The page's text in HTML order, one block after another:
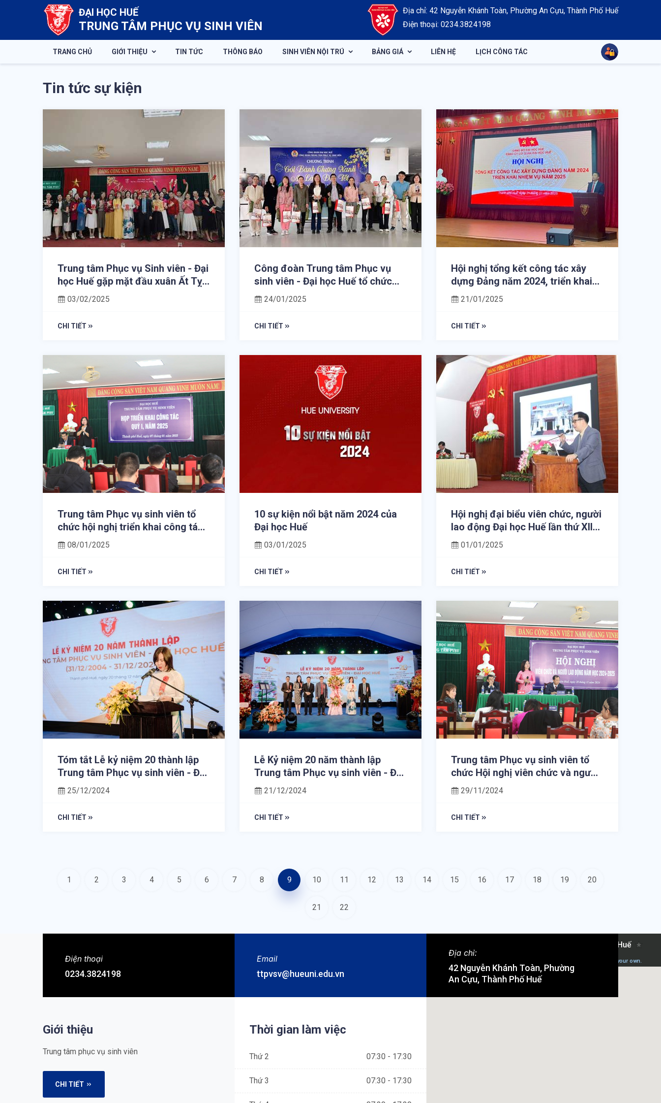
ĐẠI HỌC HUẾ
TRUNG TÂM PHỤC VỤ SINH VIÊN
Địa chỉ: 42 Nguyễn Khánh Toàn, Phường An Cựu, Thành Phố Huế
Điện thoại: 0234.3824198
TRANG CHỦ GIỚI THIỆU TIN TỨC THÔNG BÁO SINH VIÊN NỘI TRÚ BẢNG GIÁ LIÊN HỆ LỊCH CÔNG TÁC
Tin tức sự kiện
Trung tâm Phục vụ Sinh viên - Đại
học Huế gặp mặt đầu xuân Ất Tỵ
năm 2025
03/02/2025
CHI TIẾT
Công đoàn Trung tâm Phục vụ
sinh viên - Đại học Huế tổ chức
chương trình " Gói bánh chưng
xanh - an lành đón Tết" Xuân Ất
Tỵ năm 2025
24/01/2025
CHI TIẾT
Hội nghị tổng kết công tác xây
dựng Đảng năm 2024, triển khai
nhiệm vụ năm 2025
21/01/2025
CHI TIẾT
Trung tâm Phục vụ sinh viên tổ
chức hội nghị triển khai công tác
Quý I, năm 2025
08/01/2025
CHI TIẾT
10 sự kiện nổi bật năm 2024 của
Đại học Huế
03/01/2025
CHI TIẾT
Hội nghị đại biểu viên chức, người
lao động Đại học Huế lần thứ XII
năm 2024
01/01/2025
CHI TIẾT
Tóm tắt Lễ kỷ niệm 20 thành lập
Trung tâm Phục vụ sinh viên - Đại
học Huế (31/12/2004 -
31/12/2024)
25/12/2024
CHI TIẾT
Lễ Kỷ niệm 20 năm thành lập
Trung tâm Phục vụ sinh viên - Đại
học Huế (31/12/2004 -
31/12/2024)
21/12/2024
CHI TIẾT
Trung tâm Phục vụ sinh viên tổ
chức Hội nghị viên chức và người
lao động năm học 2024 – 2025
29/11/2024
CHI TIẾT
1 2 3 4 5 6 7 8 9 10 11 12 13 14 15 16 17 18 19 20
21 22
Điện thoại
0234.3824198
Email
ttpvsv@hueuni.edu.vn
Địa chỉ:
42 Nguyễn Khánh Toàn, Phường
An Cựu, Thành Phố Huế
Giới thiệu
Trung tâm phục vụ sinh viên
CHI TIẾT
Thời gian làm việc
Thứ 2 07:30 - 17:30
Thứ 3 07:30 - 17:30